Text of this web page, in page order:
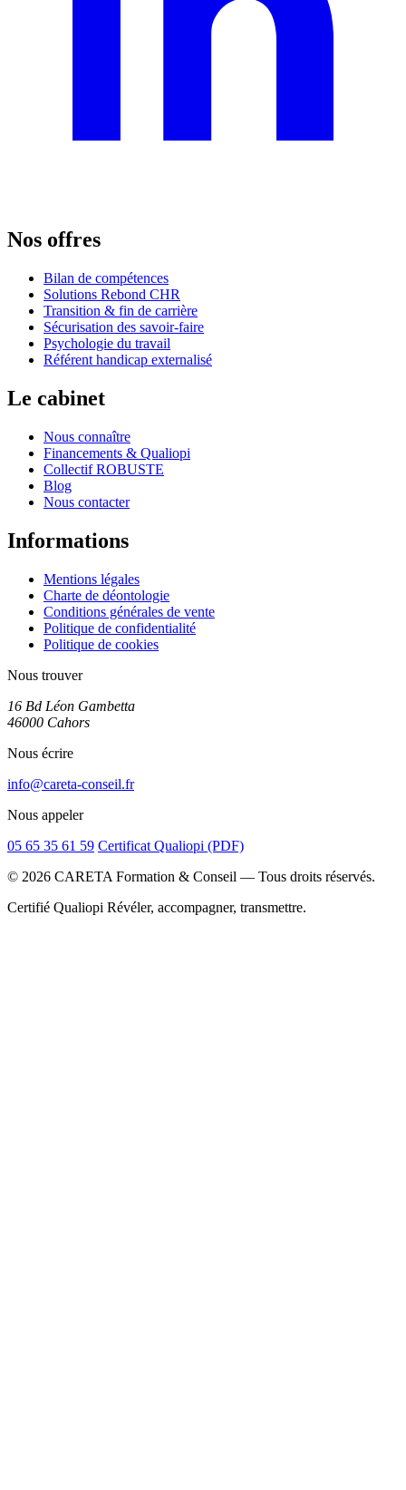
Nos offres
Bilan de compétences
Solutions Rebond CHR
Transition & fin de carrière
Sécurisation des savoir-faire
Psychologie du travail
Référent handicap externalisé
Le cabinet
Nous connaître
Financements & Qualiopi
Collectif ROBUSTE
Blog
Nous contacter
Informations
Mentions légales
Charte de déontologie
Conditions générales de vente
Politique de confidentialité
Politique de cookies
Nous trouver
16 Bd Léon Gambetta
46000 Cahors
Nous écrire
info@careta-conseil.fr
Nous appeler
05 65 35 61 59 Certificat Qualiopi (PDF)
© 2026 CARETA Formation & Conseil — Tous droits réservés.
Certifié Qualiopi Révéler, accompagner, transmettre.